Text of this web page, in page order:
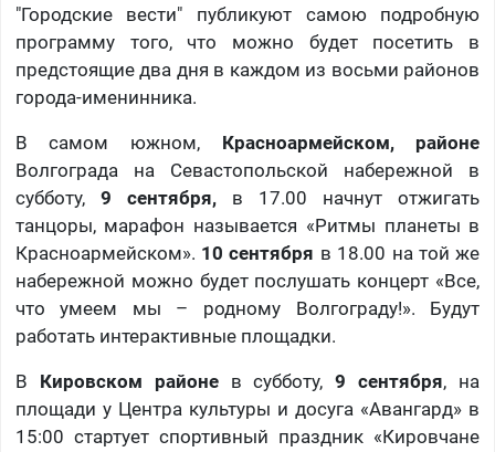
"Городские вести" публикуют самою подробную
программу того, что можно будет посетить в
предстоящие два дня в каждом из восьми районов
города-именинника.
В самом южном, Красноармейском, районе
Волгограда на Севастопольской набережной в
субботу, 9 сентября,в 17.00 начнут отжигать
танцоры, марафон называется «Ритмы планеты в
Красноармейском». 10 сентября в 18.00 на той же
набережной можно будет послушать концерт «Все,
что умеем мы – родному Волгограду!». Будут
работать интерактивные площадки.
В Кировском районев субботу,9 сентября, на
площади у Центра культуры и досуга «Авангард» в
15:00 стартует спортивный праздник «Кировчане